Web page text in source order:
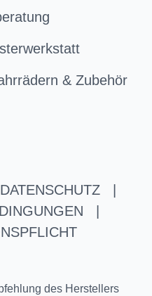
& Zubehör
DATENSCHUTZ
des Herstellers